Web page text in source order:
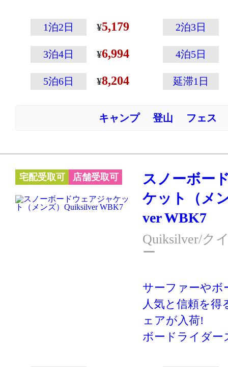
ウェアとして
です。
これぞクイッ
デザインがク
1泊2日 5,179 2泊3日
3泊4日 6,994 4泊5日
5泊6日 8,204 延滞1日
キャンプ 登山 フェス
宅配受取可 店舗受取可
スノーボー
ケット（メ
ver WBK7
Quiksilver/ク
ー
サーファーやボ
人気と信頼を得
ェアが入荷!
ボードライダー